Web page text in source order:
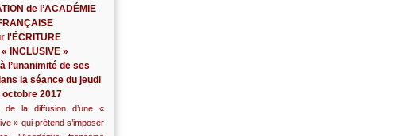
de l’ACADÉMIE
l'ÉCRITURE
INCLUSIVE »
l’unanimité de ses
la séance du jeudi
octobre 2017
de la diffusion d’une «
» qui prétend s’imposer